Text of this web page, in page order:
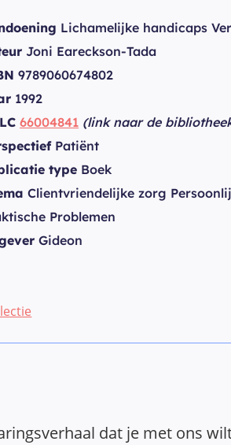
Lichamelijke handicaps
Joni Eareckson-Tada
9789060674802
1992
66004841 (link naar de
Patiënt
type Boek
Clientvriendelijke zorg
Problemen
Gideon
dat je met ons